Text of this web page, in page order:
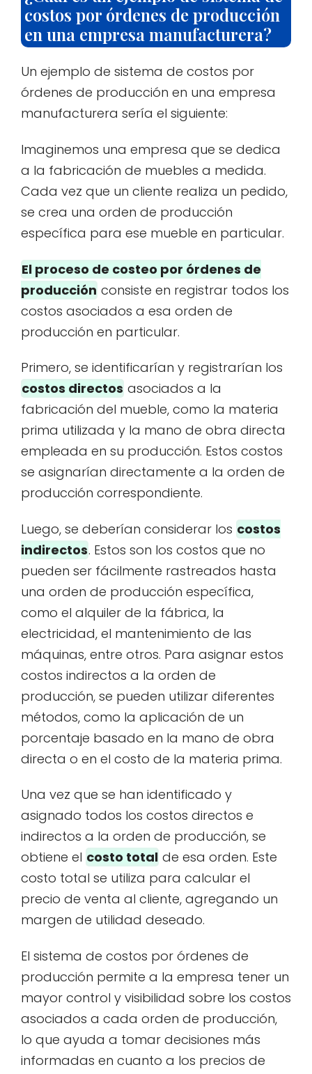
costos por órdenes de producción
en una empresa manufacturera?
Un ejemplo de sistema de costos por
órdenes de producción en una empresa
manufacturera sería el siguiente:
Imaginemos una empresa que se dedica
a la fabricación de muebles a medida.
Cada vez que un cliente realiza un pedido,
se crea una orden de producción
específica para ese mueble en particular.
El proceso de costeo por órdenes de
producción consiste en registrar todos los
costos asociados a esa orden de
producción en particular.
Primero, se identificarían y registrarían los
costos directos asociados a la
fabricación del mueble, como la materia
prima utilizada y la mano de obra directa
empleada en su producción. Estos costos
se asignarían directamente a la orden de
producción correspondiente.
Luego, se deberían considerar los costos
indirectos. Estos son los costos que no
pueden ser fácilmente rastreados hasta
una orden de producción específica,
como el alquiler de la fábrica, la
electricidad, el mantenimiento de las
máquinas, entre otros. Para asignar estos
costos indirectos a la orden de
producción, se pueden utilizar diferentes
métodos, como la aplicación de un
porcentaje basado en la mano de obra
directa o en el costo de la materia prima.
Una vez que se han identificado y
asignado todos los costos directos e
indirectos a la orden de producción, se
obtiene el costo total de esa orden. Este
costo total se utiliza para calcular el
precio de venta al cliente, agregando un
margen de utilidad deseado.
El sistema de costos por órdenes de
producción permite a la empresa tener un
mayor control y visibilidad sobre los costos
asociados a cada orden de producción,
lo que ayuda a tomar decisiones más
informadas en cuanto a los precios de